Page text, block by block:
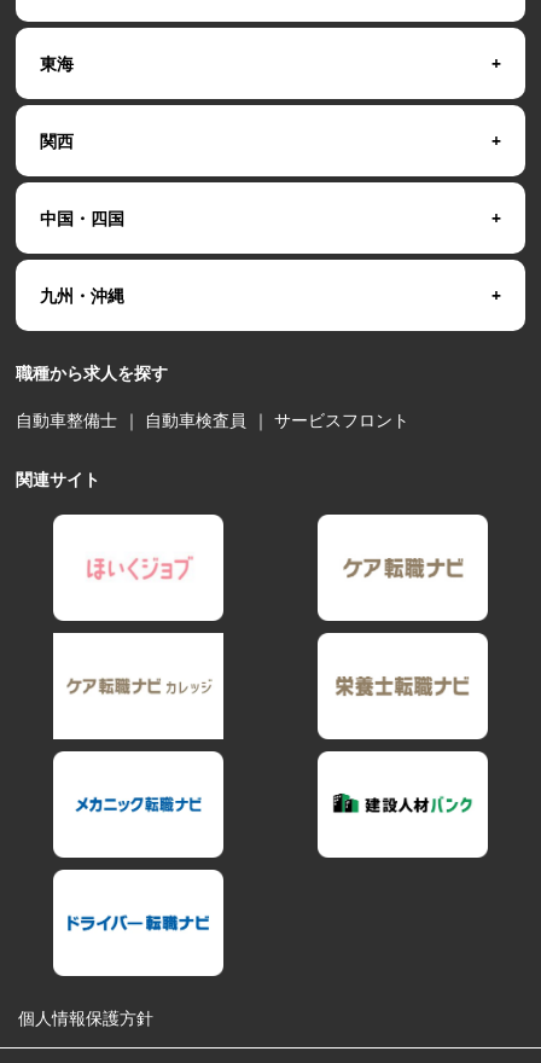
東海
関西
中国・四国
九州・沖縄
職種から求人を探す
自動車整備士 ｜ 自動車検査員 ｜サービスフロント
関連サイト
個人情報保護方針